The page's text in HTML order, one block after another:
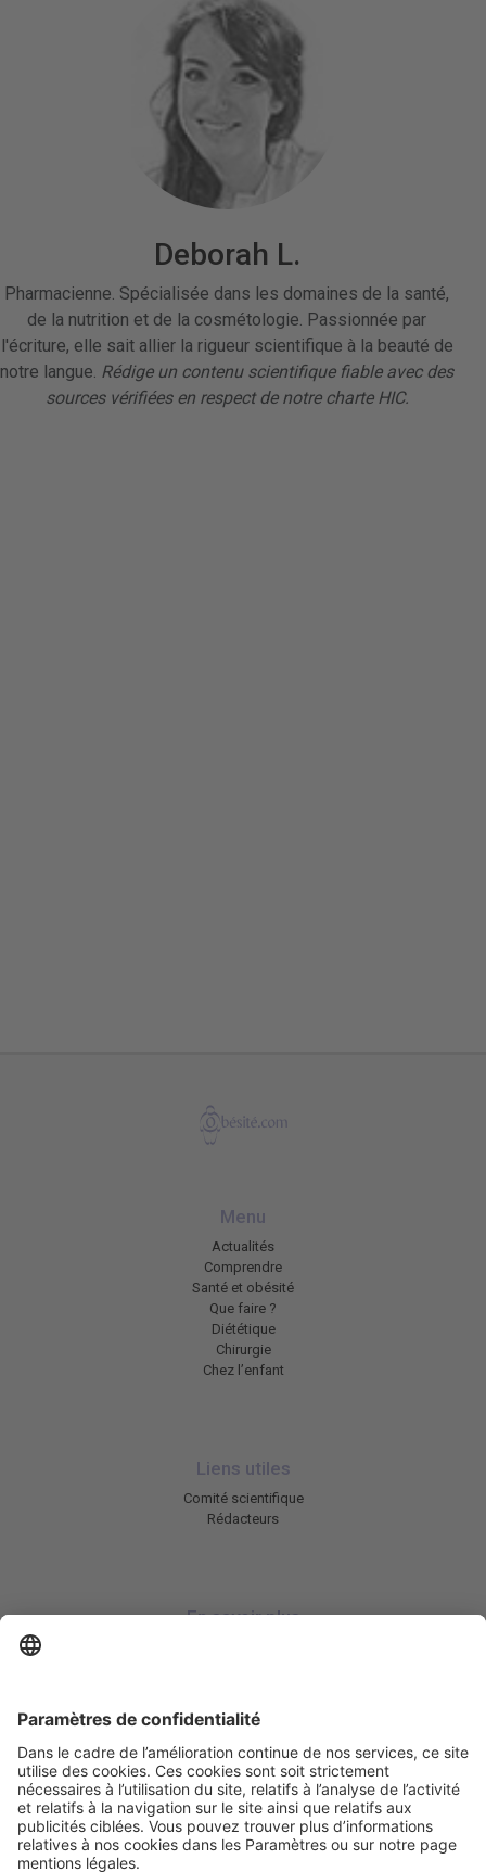
Deborah L.
Pharmacienne. Spécialisée dans les domaines de la santé,
de la nutrition et de la cosmétologie. Passionnée par
l'écriture, elle sait allier la rigueur scientifique à la beauté de
notre langue. Rédige un contenu scientifique fiable avec des
sources vérifiées en respect de notre charte HIC.
Menu
Actualités
Comprendre
Santé et obésité
Que faire ?
Diététique
Chirurgie
Chez l’enfant
Liens utiles
Comité scientifique
Rédacteurs
En savoir plus
Abonnez-vous à notre newsletter
Informez-moi